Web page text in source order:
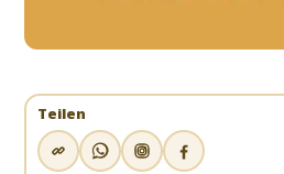
Teilen